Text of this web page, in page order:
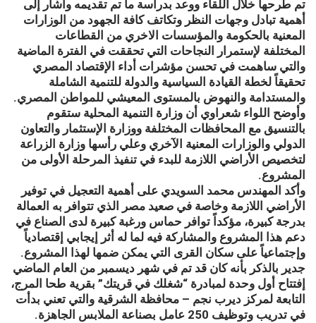
تم طرحها خلال اللقاء ووعد بدراسة ما تم تقديمه وأشار إلى
أهمية تبادل وجهات النظر وتكاتف كافة الجهود من الوزارات
المعنية بالحكومة والمؤسسات الاخري من القطاعات
المختلفة لإستمرار النجاحات التي تحققت في الفترة الماضية
والتي ساهمت في تحسن مؤشرات أداء الإقتصاد المصري
تحقيقاً لخطة القيادة السياسية والدولة للتنمية الشاملة
والمستدامة والنهوض بالمستوى المعيشي للمواطن المصري.
وأوضح اللواء شعراوي أن وزارة التنمية المحلية ستقوم
بالتنسيق مع المحافظات المختلفة ووزارة الإستثمار والتعاون
الدولي والوزارات المعنية الآخري وعلي رأسها وزارة الزراعة
لتخصيص الأراضي اللازمة للبدء في تنفيذ المرحلة الأولى من
المشروع.
وأكد المهندس محمد السويدي على أهمية التعجيل في توفير
الأراضي اللازمة وخاصة في صعيد مصر الذي تتوافر به العمالة
بدرجة كبيرة، مؤكداً توافر حماس ورغبة كبيرة لدى الصناع في
دعم هذا المشروع والمشاركة فيه لما له أثر إيجابي إقتصادياً
وإجتماعياً على سكان القرى التي يمكن ضمها لهذا المشروع.
جدير بالذكر بأنه كان قد تم في شهر ديسمبر من العام الماضي
إفتتاح أول وحدة لمبادرة “شغلك في قريتك” بقرية طحا المرج،
التابعة لمركز ديرب نجم – محافظة الشرقية والتي تعني بدأت
في تدريب وتوظيف 250 عامل بصناعة الملابس الجاهزة.